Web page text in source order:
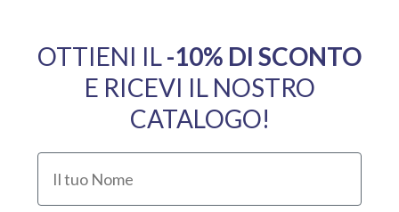
OTTIENI IL​-10% DI SCONTO
E RICEVI IL NOSTRO
CATALOGO!
Il tuo Nome